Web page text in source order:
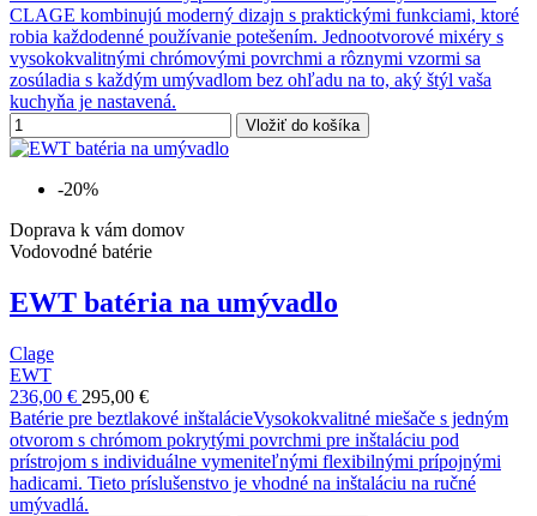
CLAGE kombinujú moderný dizajn s praktickými funkciami, ktoré
robia každodenné používanie potešením. Jednootvorové mixéry s
vysokokvalitnými chrómovými povrchmi a rôznymi vzormi sa
zosúladia s každým umývadlom bez ohľadu na to, aký štýl vaša
kuchyňa je nastavená.
Vložiť do košíka
-20%
Doprava k vám domov
Vodovodné batérie
EWT batéria na umývadlo
Clage
EWT
236,00 € 295,00 €
Batérie pre beztlakové inštalácieVysokokvalitné miešače s jedným
otvorom s chrómom pokrytými povrchmi pre inštaláciu pod
prístrojom s individuálne vymeniteľnými flexibilnými prípojnými
hadicami. Tieto príslušenstvo je vhodné na inštaláciu na ručné
umývadlá.